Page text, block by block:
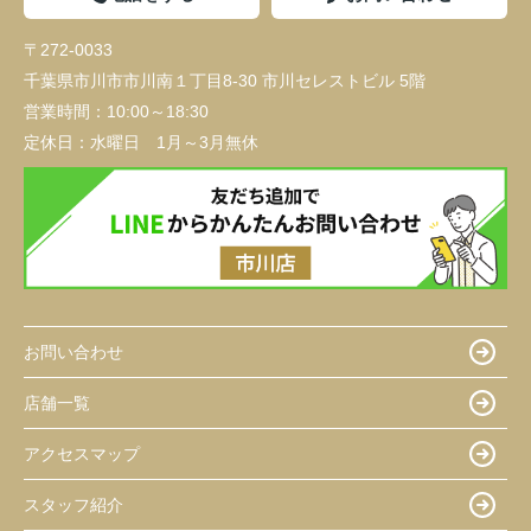
〒272-0033
千葉県市川市市川南１丁目8-30 市川セレストビル 5階
営業時間： 10:00～18:30
定休日： 水曜日 1月～3月無休
お問い合わせ
店舗一覧
アクセスマップ
スタッフ紹介